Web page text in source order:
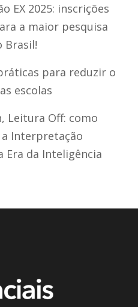
EX 2025: inscrições
a maior pesquisa
Brasil!
para reduzir o
escolas
Leitura Off: como
Interpretação
Era da Inteligência